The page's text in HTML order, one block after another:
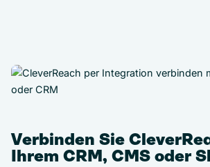
Verbinden Sie
Ihrem CRM, CMS oder